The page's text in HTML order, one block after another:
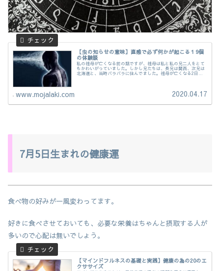
【虫の知らせの意味】直感で必ず何かが起こる１9個
の体験談
私の祖母が亡くなる前の話ですが、祖母は私と私の兄二人をとて
もかわいがっていました。しかし兄たちは、長兄は関西、次兄は
北海道と、当時バラバラに住んでました。祖母が亡くなる2日
www.mojalaki.com 2020.04.17
7月5日生まれの健康運
食べ物の好みが一風変わってます。
好きに食べさせておいても、必要な栄養はちゃんと摂取する人が
多いので心配は無いでしょう。
【マインドフルネスの基礎と実践】健康の為の20のエ
クササイズ